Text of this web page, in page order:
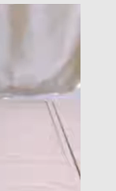
ODMAH